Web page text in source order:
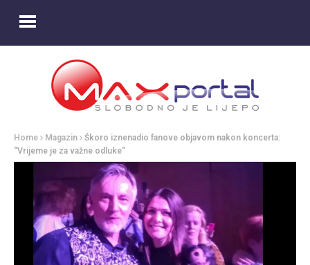
Home Magazin
Škoro iznenadio fanove objavom nakon koncerta:
“Vrijeme je za važne odluke”